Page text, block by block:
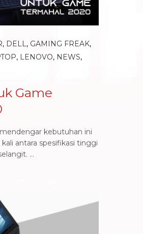
, DELL, GAMING FREAK,
, LENOVO, NEWS,
Game
kebutuhan ini
antara spesifikasi tinggi
...